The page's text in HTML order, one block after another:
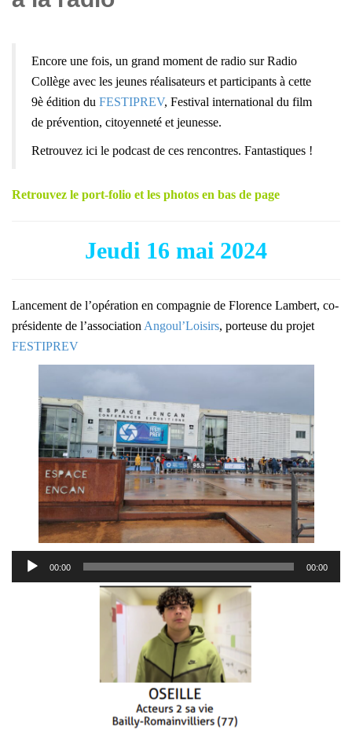
Encore une fois, un grand moment de radio sur Radio
Collège avec les jeunes réalisateurs et participants à cette
9è édition du FESTIPREV, Festival international du film
de prévention, citoyenneté et jeunesse.
Retrouvez ici le podcast de ces rencontres. Fantastiques !
Retrouvez le port-folio et les photos en bas de page
Jeudi 16 mai 2024
Lancement de l’opération en compagnie de Florence Lambert, co-
présidente de l’association Angoul’Loisirs, porteuse du projet
FESTIPREV
Lecteur
audio
00:00 00:00